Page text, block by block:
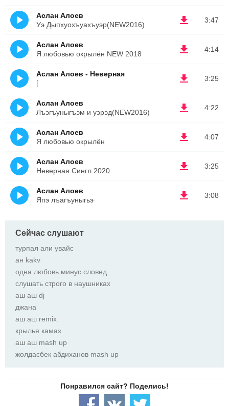
3:47
Аслан Алоев
Уэ Дыпхуохъуахъуэр(NEW2016)
4:14
Аслан Алоев
Я любовью окрылён NEW 2018
3:25
Аслан Алоев - Неверная
[
4:22
Аслан Алоев
Лъэгъуныгъэм и уэрэд(NEW2016)
4:07
Аслан Алоев
Я любовью окрылён
3:25
Аслан Алоев
Неверная Сингл 2020
3:08
Аслан Алоев
Япэ лъагъуныгьэ
Сейчас слушают
турпал али увайс
ан kakv
одна любовь минус словед
слушать строго в наушниках
аш аш dj
джана
аш аш remix
крылья камаз
аш аш mash up
жолдасбек абдиханов mash up